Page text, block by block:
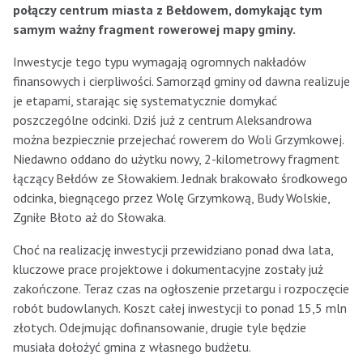
połączy centrum miasta z Bełdowem, domykając tym
samym ważny fragment rowerowej mapy gminy.
Inwestycje tego typu wymagają ogromnych nakładów
finansowych i cierpliwości. Samorząd gminy od dawna realizuje
je etapami, starając się systematycznie domykać
poszczególne odcinki. Dziś już z centrum Aleksandrowa
można bezpiecznie przejechać rowerem do Woli Grzymkowej.
Niedawno oddano do użytku nowy, 2-kilometrowy fragment
łączący Bełdów ze Słowakiem. Jednak brakowało środkowego
odcinka, biegnącego przez Wolę Grzymkową, Budy Wolskie,
Zgniłe Błoto aż do Słowaka.
Choć na realizację inwestycji przewidziano ponad dwa lata,
kluczowe prace projektowe i dokumentacyjne zostały już
zakończone. Teraz czas na ogłoszenie przetargu i rozpoczęcie
robót budowlanych. Koszt całej inwestycji to ponad 15,5 mln
złotych. Odejmując dofinansowanie, drugie tyle będzie
musiała dołożyć gmina z własnego budżetu.